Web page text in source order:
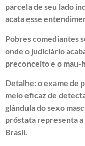
parcela de seu lado
acata esse
Pobres comediantes
onde o judiciário
preconceito e o mau-
Detalhe: o exame de
meio eficaz de
glândula do sexo
próstata representa
Brasil.